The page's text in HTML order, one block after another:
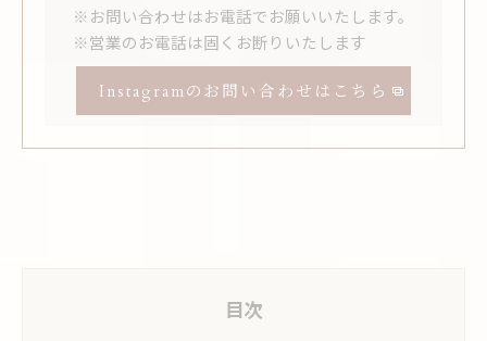
※お問い合わせはお電話でお願いいたします。
※営業のお電話は固くお断りいたします
Instagramのお問い合わせはこちら
目次